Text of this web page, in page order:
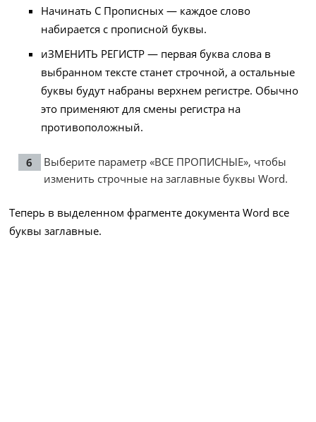
Начинать С Прописных — каждое слово
набирается с прописной буквы.
иЗМЕНИТЬ РЕГИСТР — первая буква слова в
выбранном тексте станет строчной, а остальные
буквы будут набраны верхнем регистре. Обычно
это применяют для смены регистра на
противоположный.
Выберите параметр «ВСЕ ПРОПИСНЫЕ», чтобы
изменить строчные на заглавные буквы Word.
Теперь в выделенном фрагменте документа Word все
буквы заглавные.